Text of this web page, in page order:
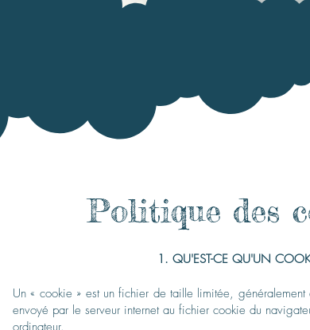
Politique des
1. QU'EST-CE QU'UN
Un « cookie » est un fichier de taille limitée, généralement
envoyé par le serveur internet au fichier cookie du
ordinateur.